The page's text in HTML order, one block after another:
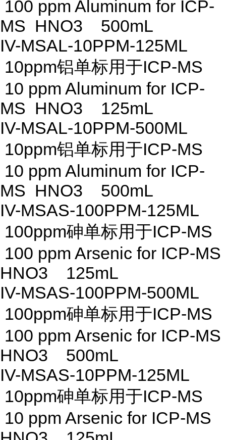
100 ppm Aluminum for ICP-
MS HNO3 500mL
IV-MSAL-10PPM-125ML
10ppm铝单标用于ICP-MS
10 ppm Aluminum for ICP-
MS HNO3 125mL
IV-MSAL-10PPM-500ML
10ppm铝单标用于ICP-MS
10 ppm Aluminum for ICP-
MS HNO3 500mL
IV-MSAS-100PPM-125ML
100ppm砷单标用于ICP-MS
100 ppm Arsenic for ICP-MS
HNO3 125mL
IV-MSAS-100PPM-500ML
100ppm砷单标用于ICP-MS
100 ppm Arsenic for ICP-MS
HNO3 500mL
IV-MSAS-10PPM-125ML
10ppm砷单标用于ICP-MS
10 ppm Arsenic for ICP-MS